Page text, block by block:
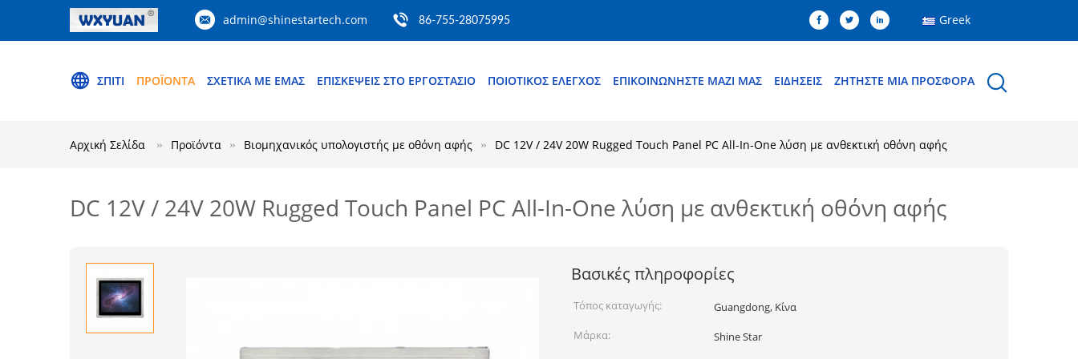
admin@shinestartech.com 86-755-28075995 Greek
ΣΠΊΤΙ ΠΡΟΪΌΝΤΑ ΣΧΕΤΙΚΆ ΜΕ ΕΜΆΣ ΕΠΙΣΚΈΨΕΙΣ ΣΤΟ ΕΡΓΟΣΤΆΣΙΟ ΠΟΙΟΤΙΚΌΣ ΈΛΕΓΧΟΣ ΕΠΙΚΟΙΝΩΝΉΣΤΕ ΜΑΖΊ ΜΑΣ ΕΙΔΉΣΕΙΣ ΖΗΤΉΣΤΕ ΜΙΑ ΠΡΟΣΦΟΡΆ
Αρχική Σελίδα Προϊόντα Βιομηχανικός υπολογιστής με οθόνη αφής DC 12V / 24V 20W Rugged Touch Panel PC All-In-One λύση με ανθεκτική οθόνη αφής
DC 12V / 24V 20W Rugged Touch Panel PC All-In-One λύση με ανθεκτική οθόνη αφής
Βασικές πληροφορίες
Τόπος καταγωγής:
Guangdong, Κίνα
Μάρκα:
Shine Star